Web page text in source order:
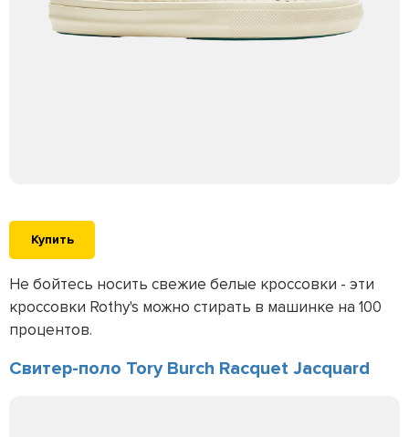
Купить
Не бойтесь носить свежие белые кроссовки - эти
кроссовки Rothy's можно стирать в машинке на 100
процентов.
Свитер-поло Tory Burch Racquet Jacquard